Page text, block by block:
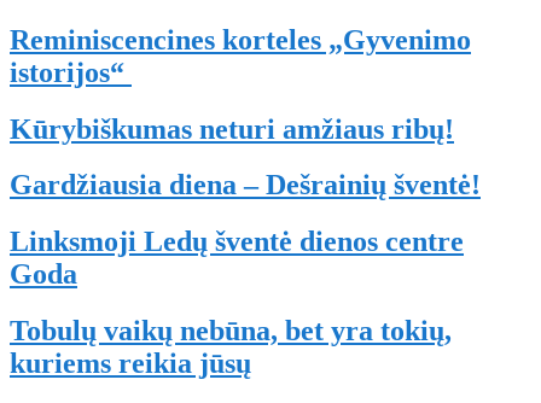
Reminiscencines korteles „Gyvenimo
istorijos“
Kūrybiškumas neturi amžiaus ribų!
Gardžiausia diena – Dešrainių šventė!
Linksmoji Ledų šventė dienos centre
Goda
Tobulų vaikų nebūna, bet yra tokių,
kuriems reikia jūsų